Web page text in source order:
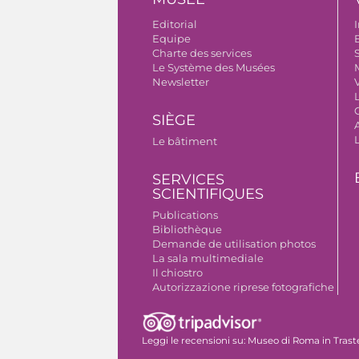
Editorial
Equipe
Charte des services
Le Système des Musées
Newsletter
SIÈGE
Le bâtiment
SERVICES
SCIENTIFIQUES
Publications
Bibliothèque
Demande de utilisation photos
La sala multimediale
Il chiostro
Autorizzazione riprese fotografiche
Leggi le recensioni su: Museo di Roma in